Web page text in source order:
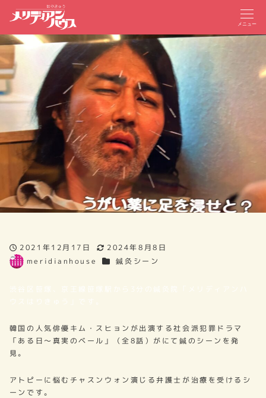
メニュー
投稿日
2021年12月17日
更新日
2024年8月8日
著
meridianhouse カテゴリー
鍼灸シーン
韓国の人気俳優キム・スヒョンが出演する社会派犯罪ドラマ
「ある日～真実のベール」（全8話）がにて鍼のシーンを発
見。
アトピーに悩むチャスンウォン演じる弁護士が治療を受けるシ
ーンです。